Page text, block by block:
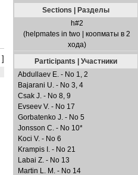
]
Sections | Разделы
h#2
(helpmates in two | коопматы в 2
хода)
Participants | Участники
Abdullaev E. - No 1, 2
Bajarani U. - No 3, 4
Csak J. - No 8, 9
Evseev V. - No 17
Gorbatenko J. - No 5
Jonsson C. - No 10*
Koci V. - No 6
Krampis I. - No 21
Labai Z. - No 13
Martin L. M. - No 14